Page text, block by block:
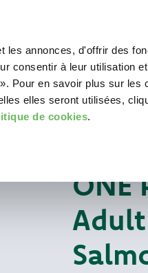
les annonces, d'offrir des
consentir à leur utilisation
». Pour en savoir plus sur les
elles seront utilisées,
de cookies.
POUR VOTRE CHIEN
ONE